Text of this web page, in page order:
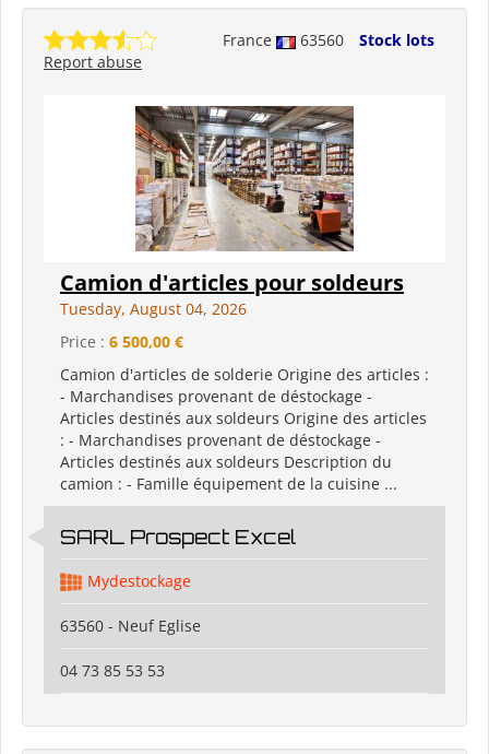
France 63560
Stock lots
Report abuse
Camion d'articles pour soldeurs
Tuesday, August 04, 2026
Price : 6 500,00 €
Camion d'articles de solderie Origine des articles :
- Marchandises provenant de déstockage -
Articles destinés aux soldeurs Origine des articles
: - Marchandises provenant de déstockage -
Articles destinés aux soldeurs Description du
camion : - Famille équipement de la cuisine ...
SARL Prospect Excel
Mydestockage
63560 - Neuf Eglise
04 73 85 53 53